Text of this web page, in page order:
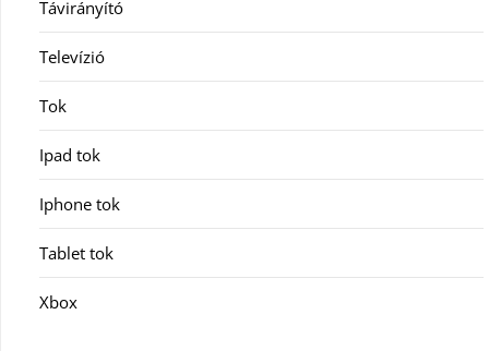
Távirányító
Televízió
Tok
Ipad tok
Iphone tok
Tablet tok
Xbox